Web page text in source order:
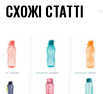
СХОЖІ СТАТТІ